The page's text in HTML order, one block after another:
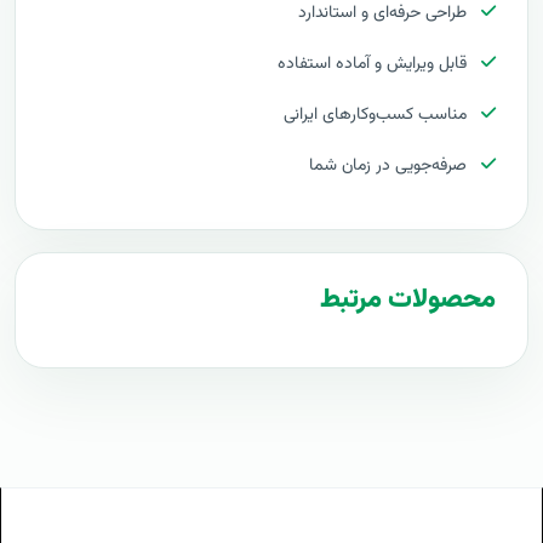
توجیه کارفرما برای داشتن راه اندازی کسب و کار اینترنتی
بهترین تعرفه برای راه اندازی کسب و کار اینترنتی
طراحی حرفه‌ای و استاندارد
قابل ویرایش و آماده استفاده
مناسب کسب‌وکارهای ایرانی
صرفه‌جویی در زمان شما
محصولات مرتبط